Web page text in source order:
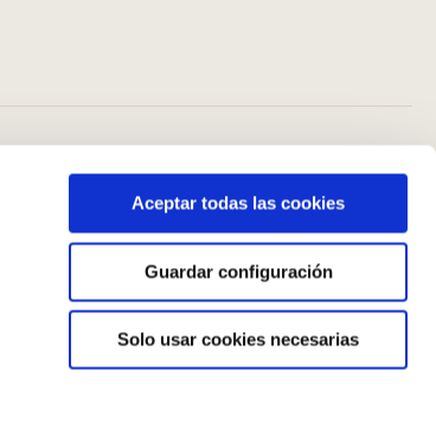
Aceptar todas las cookies
Guardar configuración
Solo usar cookies necesarias